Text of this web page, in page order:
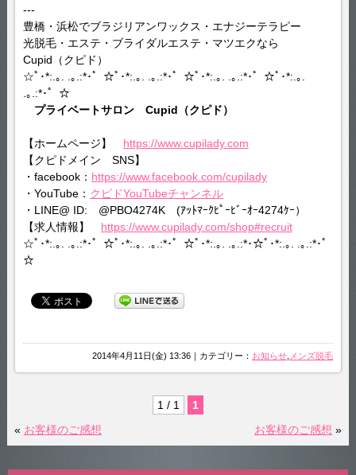
---
豊橋・浜松でブラジリアンワックス・エナジーテラピー
光脱毛・エステ・ブライダルエステ・マツエクなら
Cupid（クピド）
☆ﾟ･*:.｡. .｡.:*･゜☆ﾟ･*:.｡. .｡.:*･゜☆ﾟ･*:.｡. .｡.:*･゜☆ﾟ･*:.｡.
.｡.:*･゜☆
プライベートサロン Cupid（クピド）
【ホームページ】 https://www.cupilady.com
【クピドメイン SNS】
・facebook： https://www.facebook.com/cupilady
・YouTube： クピドYouTubeチャンネル
・LINE@ ID: @PBO4274K (ｱｯﾄﾏｰｸﾋﾟｰﾋﾞｰｵｰ4274ｹｰ）
【求人情報】 https://www.cupilady.com/shop#recruit
☆ﾟ･*:.｡. .｡.:*･゜☆ﾟ･*:.｡. .｡.:*･゜☆ﾟ･*:.｡. .｡.:*･☆ﾟ･*:.｡. .｡.:*･゜
☆
2014年4月11日(金) 13:36｜カテゴリー： お知らせ メンズ脱毛
1 / 1
1
« お客様のご感想 お客様のご感想 »